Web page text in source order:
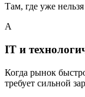
Там, где уже
A
IT и
Когда рынок
требует сильной